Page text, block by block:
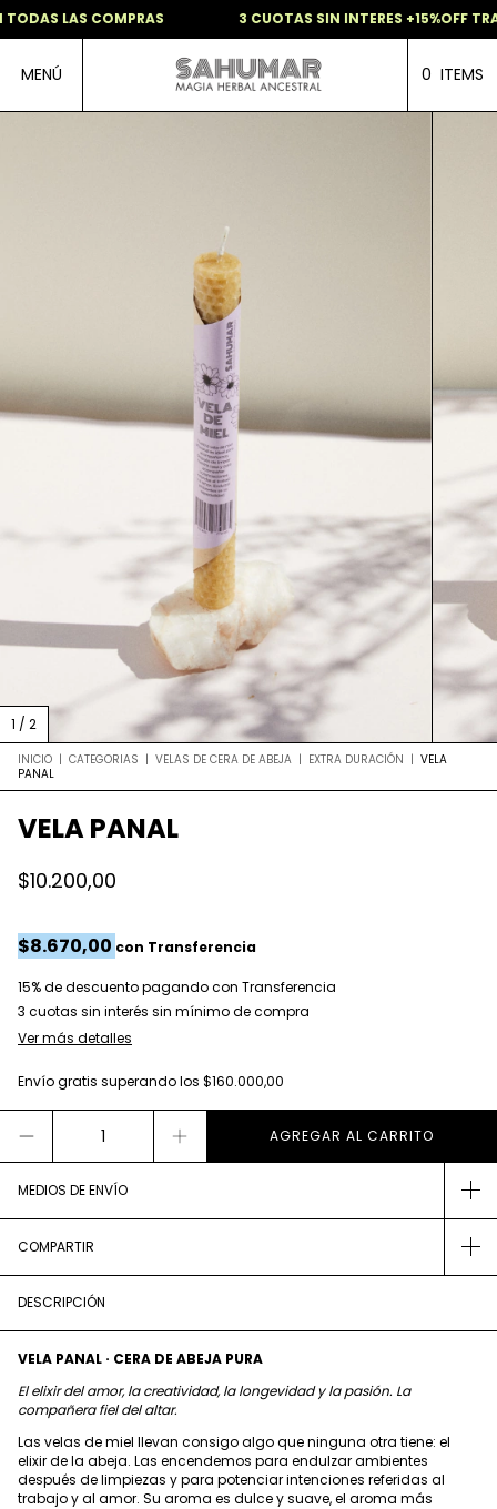
LAS COMPRAS 3 CUOTAS SIN INTERES +15%OFF
MENÚ 0 ITEMS
1 / 2
INICIO | CATEGORIAS | VELAS DE CERA DE ABEJA | EXTRA DURACIÓN | VELA
PANAL
VELA PANAL
$10.200,00
$8.670,00 con Transferencia
15% de descuentopagando con Transferencia
Ver más detalles
Envío gratis superando los $160.000,00
MEDIOS DE ENVÍO
COMPARTIR
DESCRIPCIÓN
VELA PANAL · CERA DE ABEJA PURA
El elixir del amor, la creatividad, la longevidad y la pasión. La
compañera fiel del altar.
Las velas de miel llevan consigo algo que ninguna otra tiene: el
elixir de la abeja. Las encendemos para endulzar ambientes
después de limpiezas y para potenciar intenciones referidas al
trabajo y al amor. Su aroma es dulce y suave, el aroma más